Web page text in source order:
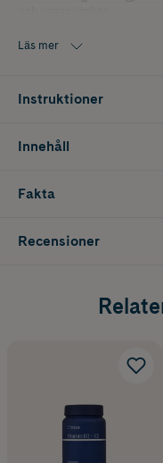
Antal: 120 tuggtabletter
Läs mer
Instruktioner
Innehåll
Fakta
Recensioner